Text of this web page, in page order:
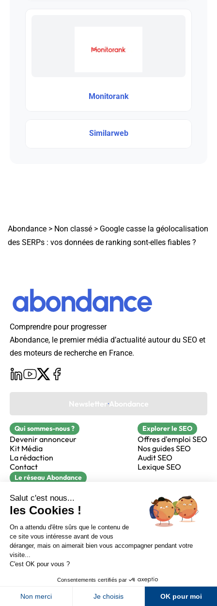
Sur LinkedIn Sur Youtube
Sur X Sur Facebook
Newsletter Abondance
Monitorank
Similarweb
Abondance > Non classé > Google casse la géolocalisation
des SERPs : vos données de ranking sont-elles fiables ?
Comprendre pour progresser
Abondance, le premier média d’actualité autour du SEO et
des moteurs de recherche en France.
Newsletter Abondance
Qui sommes-nous ?
Devenir annonceur
Kit Média
La rédaction
Contact
Explorer le SEO
Offres d'emploi SEO
Nos guides SEO
Audit SEO
Lexique SEO
Le réseau Abondance
Réacteur
alfie formation
CGV
Confidentialité